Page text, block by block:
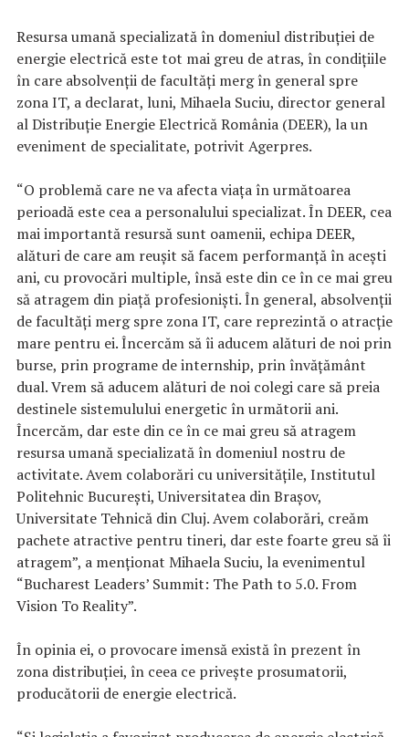
Resursa umană specializată în domeniul distribuţiei de
energie electrică este tot mai greu de atras, în condiţiile
în care absolvenţii de facultăţi merg în general spre
zona IT, a declarat, luni, Mihaela Suciu, director general
al Distribuţie Energie Electrică România (DEER), la un
eveniment de specialitate, potrivit Agerpres.
“O problemă care ne va afecta viaţa în următoarea
perioadă este cea a personalului specializat. În DEER, cea
mai importantă resursă sunt oamenii, echipa DEER,
alături de care am reuşit să facem performanţă în aceşti
ani, cu provocări multiple, însă este din ce în ce mai greu
să atragem din piaţă profesionişti. În general, absolvenţii
de facultăţi merg spre zona IT, care reprezintă o atracţie
mare pentru ei. Încercăm să îi aducem alături de noi prin
burse, prin programe de internship, prin învăţământ
dual. Vrem să aducem alături de noi colegi care să preia
destinele sistemulului energetic în următorii ani.
Încercăm, dar este din ce în ce mai greu să atragem
resursa umană specializată în domeniul nostru de
activitate. Avem colaborări cu universităţile, Institutul
Politehnic Bucureşti, Universitatea din Braşov,
Universitate Tehnică din Cluj. Avem colaborări, creăm
pachete atractive pentru tineri, dar este foarte greu să îi
atragem”, a menţionat Mihaela Suciu, la evenimentul
“Bucharest Leaders’ Summit: The Path to 5.0. From
Vision To Reality”.
În opinia ei, o provocare imensă există în prezent în
zona distribuţiei, în ceea ce priveşte prosumatorii,
producătorii de energie electrică.